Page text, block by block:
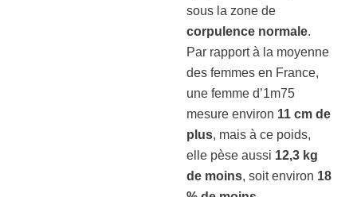
sous la zone de
corpulence normale.
Par rapport à la moyenne
des femmes en France,
une femme d’1m75
mesure environ 11 cm de
plus, mais à ce poids,
elle pèse aussi 12,3 kg
de moins, soit environ 18